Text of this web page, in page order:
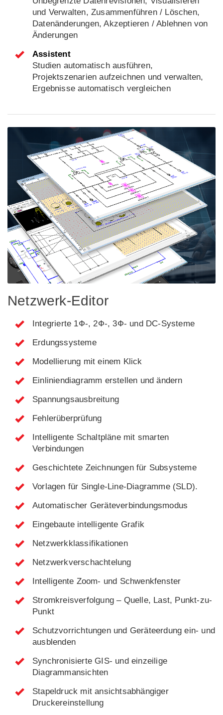
und Verwalten, Zusammenführen / Löschen,
Datenänderungen, Akzeptieren / Ablehnen von
Änderungen
Assistent
Studien automatisch ausführen,
Projektszenarien aufzeichnen und verwalten,
Ergebnisse automatisch vergleichen
Netzwerk-Editor
Integrierte 1Ф-, 2Ф-, 3Ф- und DC-Systeme
Erdungssysteme
Modellierung mit einem Klick
Einliniendiagramm erstellen und ändern
Spannungsausbreitung
Fehlerüberprüfung
Intelligente Schaltpläne mit smarten
Verbindungen
Geschichtete Zeichnungen für Subsysteme
Vorlagen für Single-Line-Diagramme (SLD).
Automatischer Geräteverbindungsmodus
Eingebaute intelligente Grafik
Netzwerkklassifikationen
Netzwerkverschachtelung
Intelligente Zoom- und Schwenkfenster
Stromkreisverfolgung – Quelle, Last, Punkt-zu-
Punkt
Schutzvorrichtungen und Geräteerdung ein- und
ausblenden
Synchronisierte GIS- und einzeilige
Diagrammansichten
Stapeldruck mit ansichtsabhängiger
Druckereinstellung